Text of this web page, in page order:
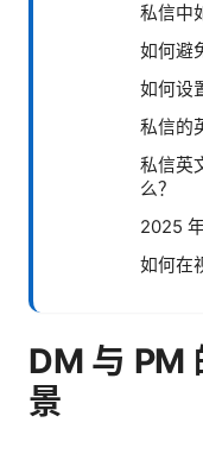
私信中
如何避
如何设
私信的
私信英
么？
2025
如何在
DM 与 PM
景